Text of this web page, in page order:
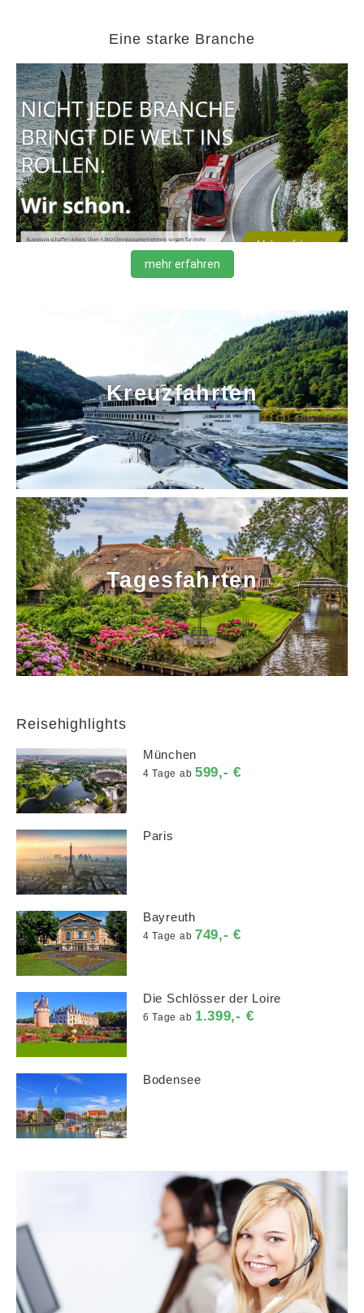
Eine starke Branche
mehr erfahren
Kreuzfahrten
Tagesfahrten
Reisehighlights
München
4 Tage ab 599,- €
Paris
Bayreuth
4 Tage ab 749,- €
Die Schlösser der Loire
6 Tage ab 1.399,- €
Bodensee